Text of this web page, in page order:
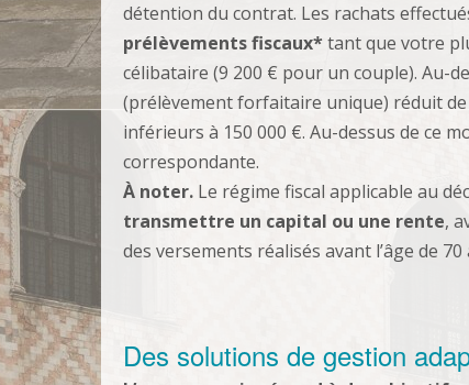
détention du contrat. Les rachats
prélèvements fiscaux*tant que votre
célibataire (9 200 € pour un couple). Au-
(prélèvement forfaitaire unique) réduit
inférieurs à 150 000 €. Au-dessus de ce
correspondante.
À noter. Le régime fiscal applicable au
transmettre un capital ou une rente,
des versements réalisés avant l’âge de 70
Des solutions de gestion